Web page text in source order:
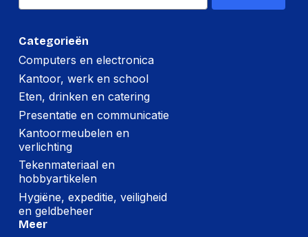
Categorieën
Computers en electronica
Kantoor, werk en school
Eten, drinken en catering
Presentatie en communicatie
Kantoormeubelen en
verlichting
Tekenmateriaal en
hobbyartikelen
Hygiëne, expeditie, veiligheid
en geldbeheer
Meer